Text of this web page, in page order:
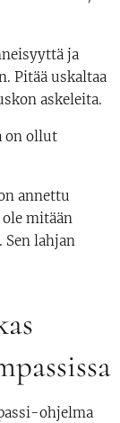
ja
Pitää uskaltaa
askeleita.
on ollut
annettu
mitään
Sen lahjan
ohjelma